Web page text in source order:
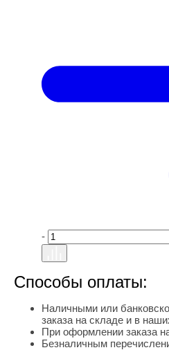
-
Способы оплаты:
Наличными или
заказа на складе и в
При оформлении заказа
Безналичным